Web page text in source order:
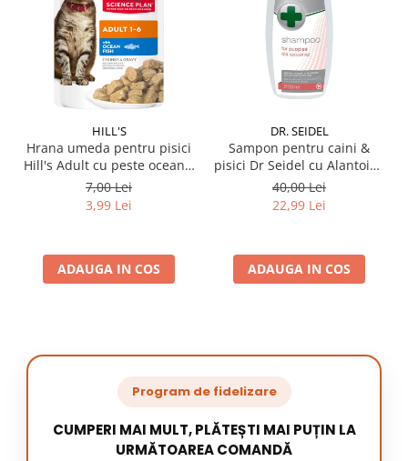
HILL'S
Hrana umeda pentru pisici
Hill's Adult cu peste oceanic
85 gr
7,00 Lei
3,99 Lei
ADAUGA IN COS
DR. SEIDEL
Sampon pentru caini &
pisici Dr Seidel cu Alantoina
220 ml
40,00 Lei
22,99 Lei
ADAUGA IN COS
Program de fidelizare
CUMPERI MAI MULT, PLĂTEȘTI MAI PUȚIN LA
URMĂTOAREA COMANDĂ